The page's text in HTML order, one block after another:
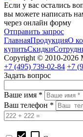
Если у вас остались
вы можете написать
через онлайн форму
Отправить запрос
ГлавнаяПродукцияО
купитьСкидки
Copyright © 2010-2026
+7 (495) 739-02-84 +7
Задать вопрос
Ваше имя *
Ваш телефон *